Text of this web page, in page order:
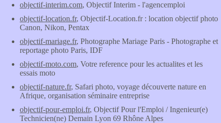
objectif-interim.com, Objectif Interim - l'agencemploi
objectif-location.fr, Objectif-Location.fr : location objectif photo
Canon, Nikon, Pentax
objectif-mariage.fr, Photographe Mariage Paris - Photographe et
reportage photo Paris, IDF
objectif-moto.com, Votre reference pour les actualites et les
essais moto
objectif-nature.fr, Safari photo, voyage découverte nature en
Afrique, organisation séminaire entreprise
objectif-pour-emploi.fr, Objectif Pour l'Emploi / Ingenieur(e)
Technicien(ne) Demain Lyon 69 Rhône Alpes